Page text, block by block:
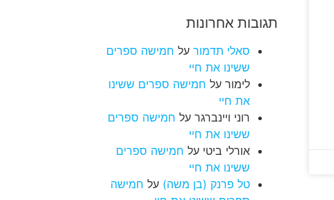
תגובות אחרונות
סאלי תדמור על חמישה ספרים
ששינו את חיי
לימור על חמישה ספרים ששינו
את חיי
רוני ויינברגר על חמישה ספרים
ששינו את חיי
אורלי ביטי על חמישה ספרים
ששינו את חיי
טל פרנק (בן משה) על חמישה